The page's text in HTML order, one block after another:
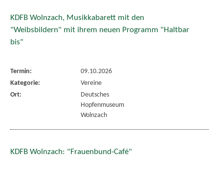
KDFB Wolnzach, Musikkabarett mit den
"Weibsbildern" mit ihrem neuen Programm "Haltbar
bis"
Termin:
09.10.2026
Kategorie:
Vereine
Ort:
Deutsches
Hopfenmuseum
Wolnzach
KDFB Wolnzach: "Frauenbund-Café"